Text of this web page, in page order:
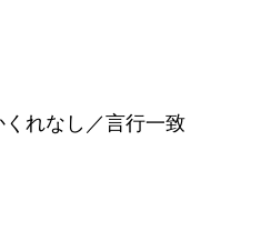
くれなし／言行一致